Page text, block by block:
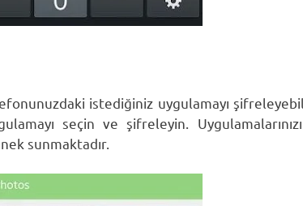
istediğiniz uygulamayı
seçin ve şifreleyin.
sunmaktadır.